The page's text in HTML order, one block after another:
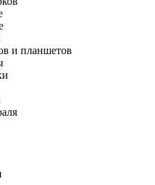
и планшетов